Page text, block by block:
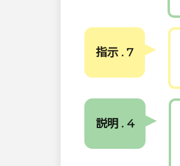
指示 . 7
説明 . 4